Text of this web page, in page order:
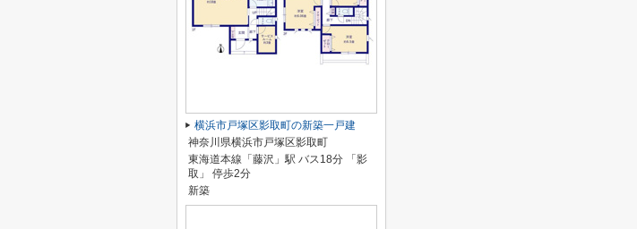
横浜市戸塚区影取町の新築一戸建
神奈川県横浜市戸塚区影取町
東海道本線「藤沢」駅 バス18分 「影
取」 停歩2分
新築